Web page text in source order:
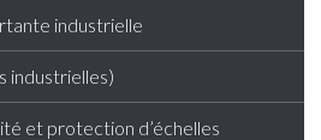
industrielle
industrielles)
et protection d’échelles